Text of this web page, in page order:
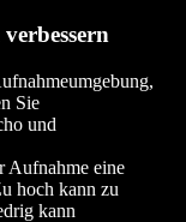
Sie
und
Aufnahme eine
hoch kann zu
kann